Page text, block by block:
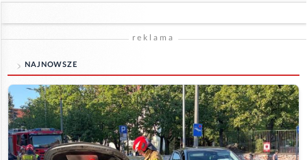
reklama
NAJNOWSZE